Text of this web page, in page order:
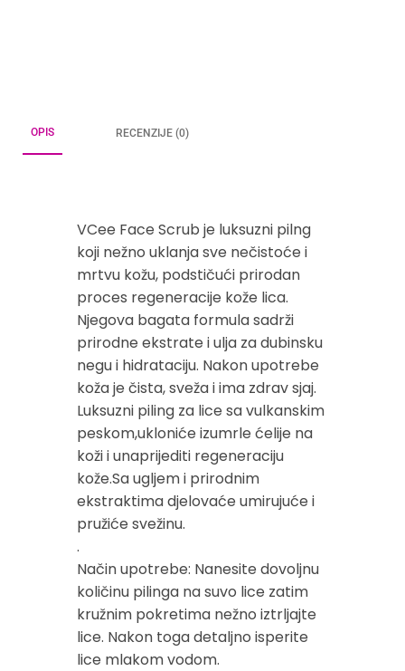
OPIS RECENZIJE (0)
VCee Face Scrub je luksuzni pilng
koji nežno uklanja sve nečistoće i
mrtvu kožu, podstičući prirodan
proces regeneracije kože lica.
Njegova bagata formula sadrži
prirodne ekstrate i ulja za dubinsku
negu i hidrataciju. Nakon upotrebe
koža je čista, sveža i ima zdrav sjaj.
Luksuzni piling za lice sa vulkanskim
peskom,ukloniće izumrle ćelije na
koži i unaprijediti regeneraciju
kože.Sa ugljem i prirodnim
ekstraktima djelovaće umirujuće i
pružiće svežinu.
.
Način upotrebe: Nanesite dovoljnu
količinu pilinga na suvo lice zatim
kružnim pokretima nežno iztrljajte
lice. Nakon toga detaljno isperite
lice mlakom vodom.